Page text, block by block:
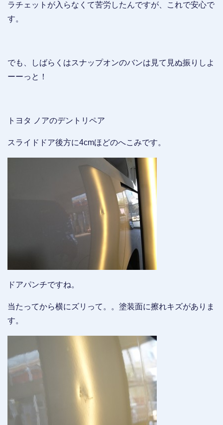
ラチェットが入らなくて苦労したんですが、これで安心で
す。
でも、しばらくはスナップオンのバンは見て見ぬ振りしよ
ーーっと！
トヨタ ノアのデントリペア
スライドドア後方に4cmほどのへこみです。
ドアパンチですね。
当たってから横にズリって。。塗装面に擦れキズがありま
す。